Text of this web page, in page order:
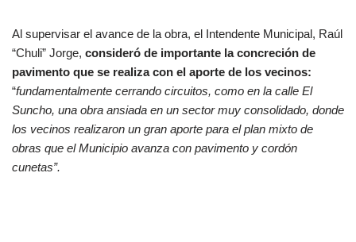
Al supervisar el avance de la obra, el Intendente Municipal, Raúl
“Chuli” Jorge, consideró de importante la concreción de
pavimento que se realiza con el aporte de los vecinos:
“fundamentalmente cerrando circuitos, como en la calle El
Suncho, una obra ansiada en un sector muy consolidado, donde
los vecinos realizaron un gran aporte para el plan mixto de
obras que el Municipio avanza con pavimento y cordón
cunetas”.